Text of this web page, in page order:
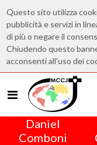
Questo sito utilizza
pubblicità e servizi in
di più o negare il
Chiudendo questo
acconsenti all'uso dei
Daniel
Comboni